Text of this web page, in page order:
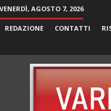
VENERDÌ, AGOSTO 7, 2026
REDAZIONE CONTATTI